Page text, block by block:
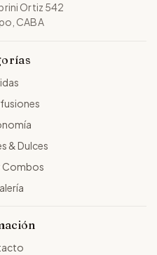
Ortiz 542
CABA
& Dulces
Combos